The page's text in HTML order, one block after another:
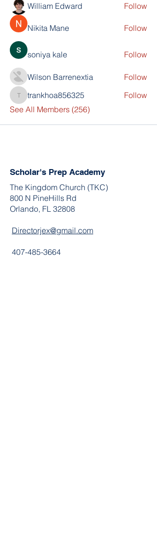
William Edward Follow
Nikita Mane Follow
soniya kale Follow
Wilson Barrenextia Follow
trankhoa856325
trankhoa856325
Follow
See All Members (256)
Scholar's Prep Academy
The Kingdom Church (TKC)
800 N PineHills Rd
Orlando, FL 32808
Directorjex@gmail.com
407-485-3664